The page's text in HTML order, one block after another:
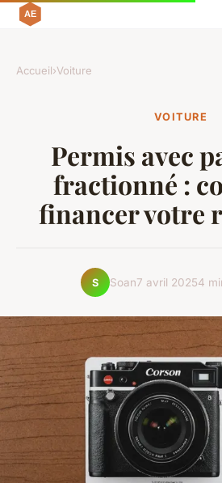
Accueil›Voiture
VOITURE
Permis avec
fractionné :
financer votre
S Soan7 avril 20254